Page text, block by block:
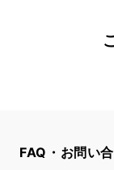
FAQ・お問い